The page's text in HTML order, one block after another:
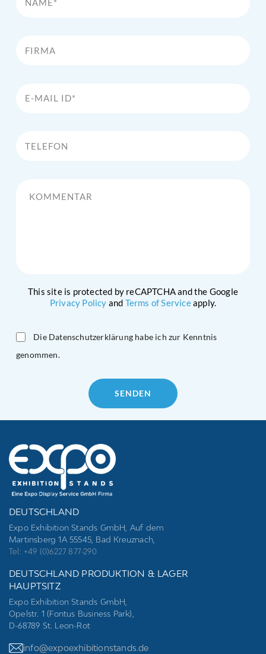
This site is protected by reCAPTCHA and the Google
Privacy Policy and Terms of Serviceapply.
Die Datenschutzerklärung habe ich zur Kenntnis
genommen.
empty.
DEUTSCHLAND
Expo Exhibition Stands GmbH, Auf dem
Martinsberg 1A 55545, Bad Kreuznach,
Tel: +49 (0)6227 877-290
DEUTSCHLAND PRODUKTION & LAGER
HAUPTSITZ
Expo Exhibition Stands GmbH,
Opelstr. 1 (Fontus Business Park),
D-68789 St. Leon-Rot
info@expoexhibitionstands.de